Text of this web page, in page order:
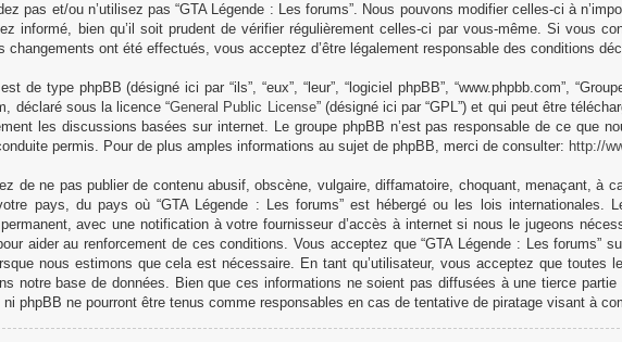
pas et/ou n’utilisez pas “GTA Légende : Les forums”. Nous pouvons modifier celles-ci à
informé, bien qu’il soit prudent de vérifier régulièrement celles-ci par vous-même. Si vous
changements ont été effectués, vous acceptez d’être légalement responsable des conditions
de type phpBB (désigné ici par “ils”, “eux”, “leur”, “logiciel phpBB”, “www.phpbb.com”,
déclaré sous la licence “General Public License” (désigné ici par “GPL”) et qui peut être
les discussions basées sur internet. Le groupe phpBB n’est pas responsable de ce que
permis. Pour de plus amples informations au sujet de phpBB, merci de consulter: http://
de ne pas publier de contenu abusif, obscène, vulgaire, diffamatoire, choquant, menaçant, à
pays, du pays où “GTA Légende : Les forums” est hébergé ou les lois internationales.
avec une notification à votre fournisseur d’accès à internet si nous le jugeons
aider au renforcement de ces conditions. Vous acceptez que “GTA Légende : Les forums”
nous estimons que cela est nécessaire. En tant qu’utilisateur, vous acceptez que toutes
notre base de données. Bien que ces informations ne soient pas diffusées à une tierce partie
ni phpBB ne pourront être tenus comme responsables en cas de tentative de piratage visant à